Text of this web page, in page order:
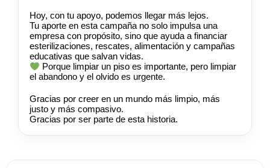
Hoy, con tu apoyo, podemos llegar más lejos.
Tu aporte en esta campaña no solo impulsa una
empresa con propósito, sino que ayuda a financiar
esterilizaciones, rescates, alimentación y campañas
educativas que salvan vidas.
Porque limpiar un piso es importante, pero limpiar
el abandono y el olvido es urgente.
Gracias por creer en un mundo más limpio, más
justo y más compasivo.
Gracias por ser parte de esta historia.